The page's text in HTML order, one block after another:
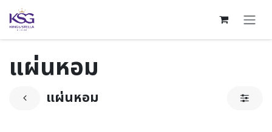
Skip to Content
แผ่นหอม
แผ่นหอม